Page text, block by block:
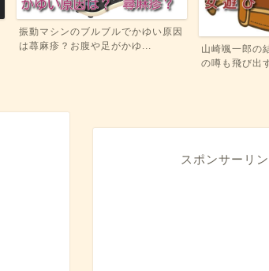
振動マシンのブルブルでかゆい原因
は蕁麻疹？お腹や足がかゆ...
山崎颯一郎の
の噂も飛び出
スポンサーリ